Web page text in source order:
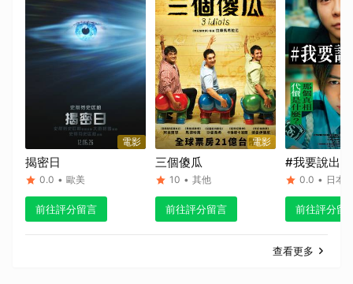
電影
揭密日
0.0 • 歐美
前往評分留言
電影
三個傻瓜
10 • 其他
前往評分留言
#我要說出
0.0 • 日本
前往評分留
查看更多